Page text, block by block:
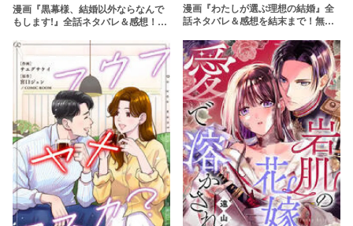
漫画『黒幕様、結婚以外ならなんで
もします!』全話ネタバレ＆感想！無
めよう
漫画『わたしが選ぶ理想の結婚』全
話ネタバレ＆感想を結末まで！無料
よう